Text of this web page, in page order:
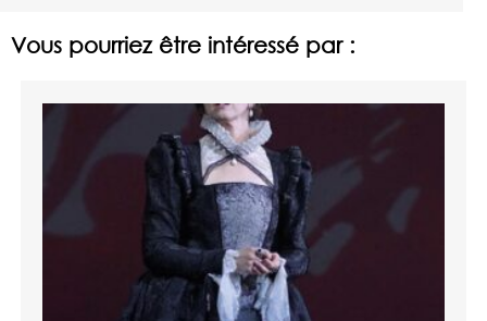
Vous pourriez être intéressé par :